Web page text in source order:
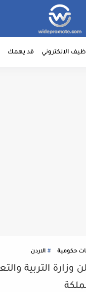
الالكتروني قد يهمك
حكومية الاردن